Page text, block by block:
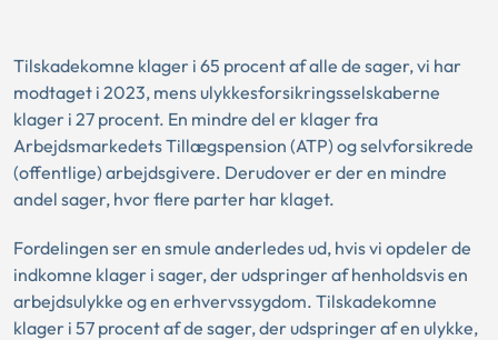
Tilskadekomne klager i 65 procent af alle de sager, vi har
modtaget i 2023, mens ulykkesforsikringsselskaberne
klager i 27 procent. En mindre del er klager fra
Arbejdsmarkedets Tillægspension (ATP) og selvforsikrede
(offentlige) arbejdsgivere. Derudover er der en mindre
andel sager, hvor flere parter har klaget.
Fordelingen ser en smule anderledes ud, hvis vi opdeler de
indkomne klager i sager, der udspringer af henholdsvis en
arbejdsulykke og en erhvervssygdom. Tilskadekomne
klager i 57 procent af de sager, der udspringer af en ulykke,